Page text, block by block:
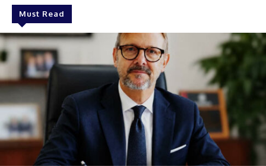
Must Read